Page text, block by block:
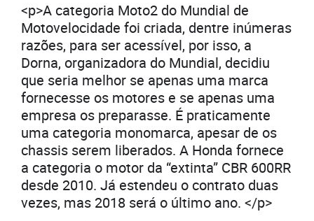
<p>A categoria Moto2 do Mundial de
Motovelocidade foi criada, dentre inúmeras
razões, para ser acessível, por isso, a
Dorna, organizadora do Mundial, decidiu
que seria melhor se apenas uma marca
fornecesse os motores e se apenas uma
empresa os preparasse. É praticamente
uma categoria monomarca, apesar de os
chassis serem liberados. A Honda fornece
a categoria o motor da “extinta” CBR 600RR
desde 2010. Já estendeu o contrato duas
vezes, mas 2018 será o último ano. </p>